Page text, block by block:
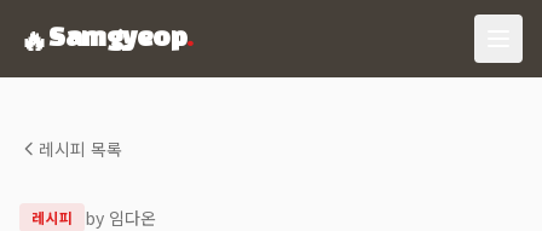
🔥Samgyeop.
레시피 목록
레시피 by 임다온